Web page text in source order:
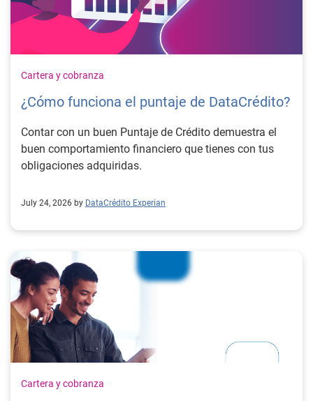
Cartera y cobranza
¿Cómo funciona el puntaje de DataCrédito?
Contar con un buen Puntaje de Crédito demuestra el
buen comportamiento financiero que tienes con tus
obligaciones adquiridas.
July 24, 2026 by DataCrédito Experian
Cartera y cobranza